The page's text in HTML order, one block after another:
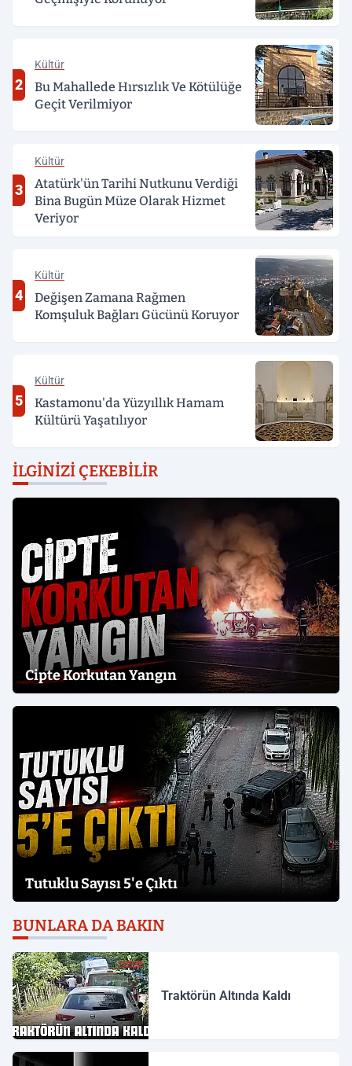
2
Kültür
Bu Mahallede Hırsızlık Ve Kötülüğe
Geçit Verilmiyor
3
Kültür
Atatürk'ün Tarihi Nutkunu Verdiği
Bina Bugün Müze Olarak Hizmet
Veriyor
4
Kültür
Değişen Zamana Rağmen
Komşuluk Bağları Gücünü Koruyor
5
Kültür
Kastamonu'da Yüzyıllık Hamam
Kültürü Yaşatılıyor
İLGINIZI ÇEKEBILIR
Cipte Korkutan Yangın
Tutuklu Sayısı 5'e Çıktı
BUNLARA DA BAKIN
Traktörün Altında Kaldı